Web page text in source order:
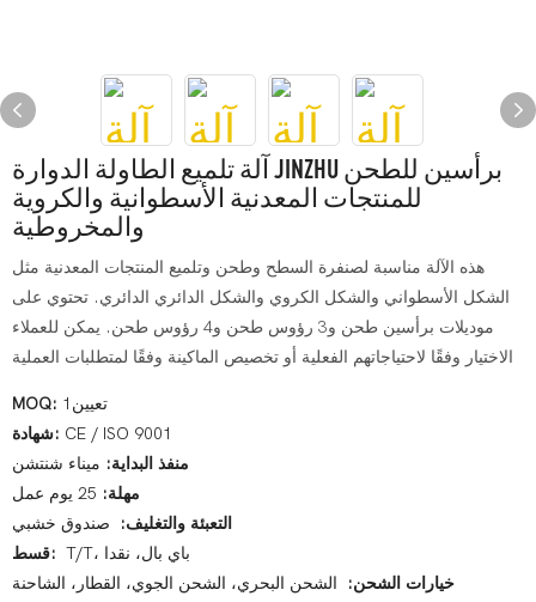
آلة تلميع الطاولة الدوارة JINZHU برأسين للطحن
للمنتجات المعدنية الأسطوانية والكروية
والمخروطية
هذه الآلة مناسبة لصنفرة السطح وطحن وتلميع المنتجات المعدنية مثل
الشكل الأسطواني والشكل الكروي والشكل الدائري الدائري. تحتوي على
موديلات برأسين طحن و3 رؤوس طحن و4 رؤوس طحن. يمكن للعملاء
الاختيار وفقًا لاحتياجاتهم الفعلية أو تخصيص الماكينة وفقًا لمتطلبات العملية
MOQ:
تعيين1
شهادة: CE / ISO 9001
منفذ البداية: ميناء شنتشن
مهلة: 25 يوم عمل
التعبئة والتغليف:
صندوق خشبي
قسط:
T/T، باي بال، نقدا
خيارات الشحن:
الشحن البحري، الشحن الجوي، القطار، الشاحنة